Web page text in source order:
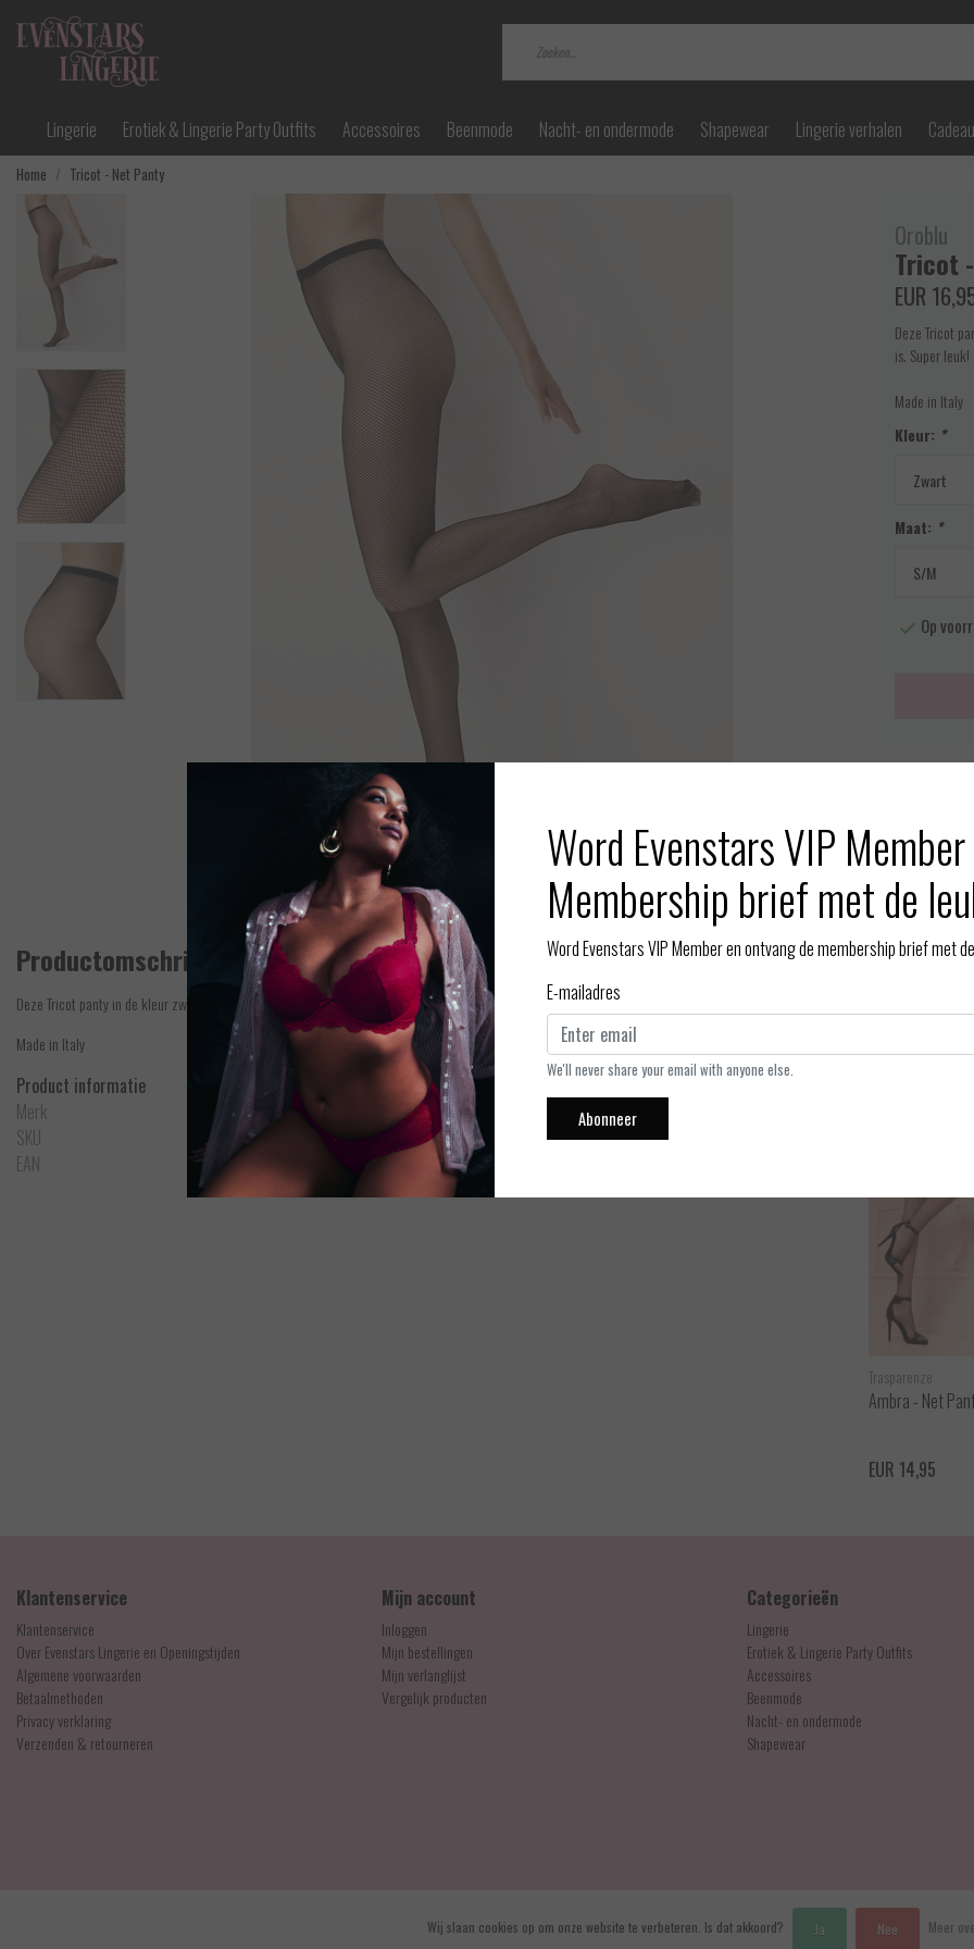
Lingerie Erotiek & Lingerie Party Outfits Accessoires Beenmode Nacht- en ondermode Shapewear Lingerie verhalen
Home Tricot - Net Panty
Afbeelding vergroten
Oroblu
Tricot
EUR
Deze Tricot
is. Super leuk!
Made in Italy
Kleur: *
Maat: *
Op
Productomschrijving
Deze Tricot panty in de kleur zwart heeft een visgraat motief, waardoor de panty semi transparant is. Super leuk!
Made in Italy
Product informatie
Merk
Oroblu
SKU
VOBC01033
EAN
8300213083060
Trasparenze
Ambra - Net
EUR 14,95
Klantenservice
Klantenservice
Over Evenstars Lingerie en Openingstijden
Algemene voorwaarden
Betaalmethoden
Privacy verklaring
Verzenden & retourneren
Mijn account
Inloggen
Mijn bestellingen
Mijn verlanglijst
Vergelijk producten
Categorieën
Lingerie
Erotiek & Lingerie Party Outfits
Accessoires
Beenmode
Nacht- en ondermode
Shapewear
RSS Feed
Word Evenstars VIP
Membership brief met de
Word Evenstars VIP Member en ontvang de membership brief met
E-mailadres
We'll never share your email with anyone else.
Abonneer
Wij slaan cookies op om onze website te verbeteren. Is dat akkoord? Ja Nee Meer